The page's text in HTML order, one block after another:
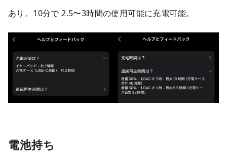
あり。10分で 2.5〜3時間の使用可能に充電可能。
電池持ち